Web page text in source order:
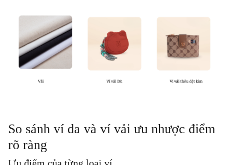
So sánh ví da và ví vải ưu nhược điểm
rõ ràng